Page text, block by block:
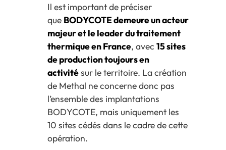
Il est important de préciser
que BODYCOTE demeure un acteur
majeur et le leader du traitement
thermique en France, avec 15 sites
de production toujours en
activitésur le territoire. La création
de Methal ne concerne donc pas
l’ensemble des implantations
BODYCOTE, mais uniquement les
10 sites cédés dans le cadre de cette
opération.